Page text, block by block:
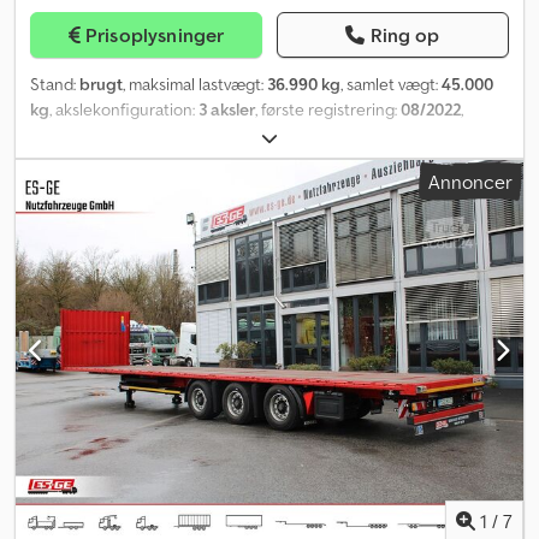
Reservehjulsholder med spil incl. 1 hjulmonteringssæt, monteret
bag akslenheden. I 25475.020 Holder til 16 stykker firkantede
langsgående bjælken i kørselsretningen, til venstre og højre. I
25620.011 Værktøjskasse af plast, vandtæt, dimensioner
(indvendigt) ca. 545 x 400 x 400 mm. Montering i kørselsretningen
bagest til venstre. 26110.005 Udgår – stige. 27510.015 Lav, fast
påkørselsbeskyttelse bagpå af stål i henhold til ECE-R58. 27511.010
Højde på påkørselsbeskyttelsesprofilen min. 120 mm,
dimensioneret til øgede testkræfter. I 71800.020 1 par
udtrækkelige advarselstavler til overdimensioneret last,
retroreflekterende rød/hvid, med LED-belysning, spiral-kabel og
stikforbindelse. Anbringes i den forreste og bageste del af
køretøjet. Bremse-/luftaffjedringssystem 32110.057 EBS-system
2S/2M med stabilitetsprogram (indeholder ABS/ALB-funktion),
EBS-stikforbindelse ISO 7638, (uden forbindelsesledninger),
parkeringsbremse som fjederpåtryksbremse, udvendige
pneumatiske tilslutninger samt udvendig EBS-diagnosetilslutning
via ISO 7638-stikforbindelse. I 32125.015 WABCO EBS-system.
33420.040 Luftaffjedringssystem incl. 1 hæve- og sænkeventil,
monteret i kørselsretningen til venstre bag akslenheden.
Prisoplysninger Ring op
Stand: brugt, maksimal lastvægt: 36.990 kg, samlet vægt:45.000
kg, akslekonfiguration: 3 aksler, første registrering:08/2022,
, Udstyr:ABS
Annoncer
1 / 7